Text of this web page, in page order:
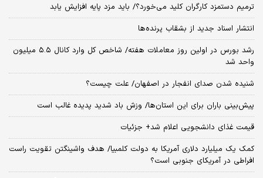
ترمیم دستمزد کارگران کلید می‌خورد؟/ باید مزد پایه افزایش یابد
انتشار اسناد جدید از بشقاب پرنده‌ها
رشد بورس در اولین روز معاملات هفته/ شاخص کل وارد کانال ۵.۵ میلیون
واحد شد
شنیده شدن صدای انفجار در اصفهان/ علت چیست؟
پیش‌بینی باران برای این استان‌ها/ وزش باد شدید پدیده غالب است
قیمت غذای دانشجویی اعلام شد+ جزئیات
کمک یک میلیارد دلاری آمریکا به دولت کلمبیا/ هدف واشینگتن تقویت راست
افراطی در آمریکای جنوبی است؟